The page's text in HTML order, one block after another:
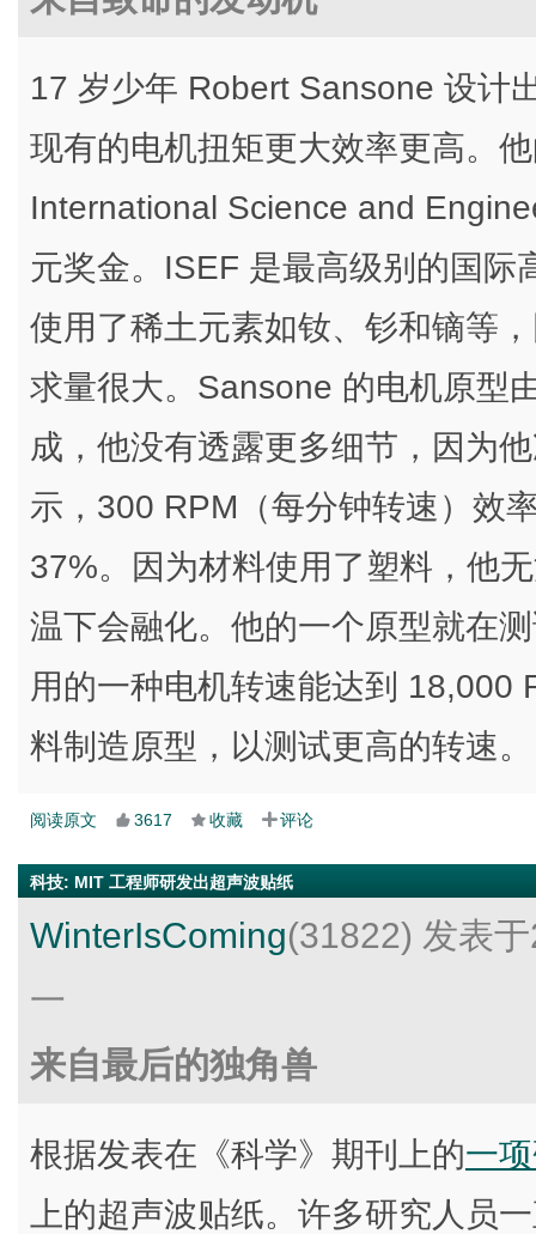
17 岁少年 Robert Sansone 设计
现有的电机扭矩更大效率更高。
International Science and
元奖金。ISEF 是最高级别的国
使用了稀土元素如钕、钐和镝等
求量很大。Sansone 的电机原型
成，他没有透露更多细节，因为
示，300 RPM（每分钟转速）效
37%。因为材料使用了塑料，他
温下会融化。他的一个原型就在
用的一种电机转速能达到 18,000
料制造原型，以测试更高的转速。
阅读原文 3617 收藏 评论
科技: MIT 工程师研发出超声波贴纸
WinterIsComing(31822) 发表
一
来自最后的独角兽
根据发表在《科学》期刊上的一
上的超声波贴纸。许多研究人员